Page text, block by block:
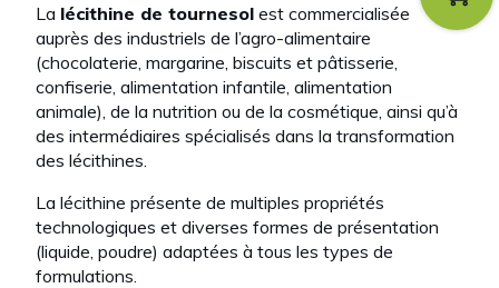
La lécithine de tournesol est commercialisée
auprès des industriels de l’agro-alimentaire
(chocolaterie, margarine, biscuits et pâtisserie,
confiserie, alimentation infantile, alimentation
animale), de la nutrition ou de la cosmétique, ainsi qu’à
des intermédiaires spécialisés dans la transformation
des lécithines.​
La lécithine présente de multiples propriétés
technologiques et diverses formes de présentation
(liquide, poudre) adaptées à tous les types de
formulations.​